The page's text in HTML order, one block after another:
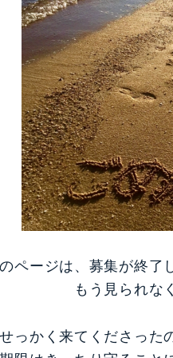
ページは、募集が終了
もう見られな
せっかく来てくださった